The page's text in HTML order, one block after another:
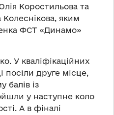
Коростильова та
яким
ФСТ «Динамо»
У кваліфікаційних
посіли друге місце,
балів із
у наступне коло
А в фіналі